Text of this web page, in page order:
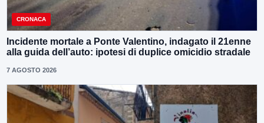
CRONACA
Incidente mortale a Ponte Valentino, indagato il 21enne
alla guida dell’auto: ipotesi di duplice omicidio stradale
7 AGOSTO 2026